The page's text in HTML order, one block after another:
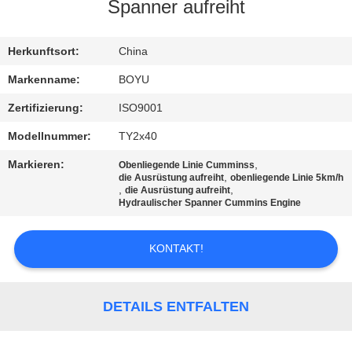
SIE
MIT
UNS
IN
VERBINDUNG
NACHRICHTEN
FORDERN
Spanner aufreiht
Herkunftsort: China
Markenname: BOYU
Zertifizierung: ISO9001
Modellnummer: TY2x40
Markieren: Obenliegende Linie Cumminss,
die Ausrüstung aufreiht,obenliegende Linie 5km/h
,die Ausrüstung aufreiht,
Hydraulischer Spanner Cummins Engine
KONTAKT!
DETAILS ENTFALTEN